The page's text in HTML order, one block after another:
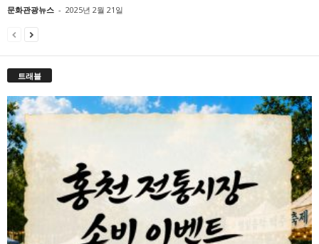
문화관광뉴스 - 2025년 2월 21일
트래블